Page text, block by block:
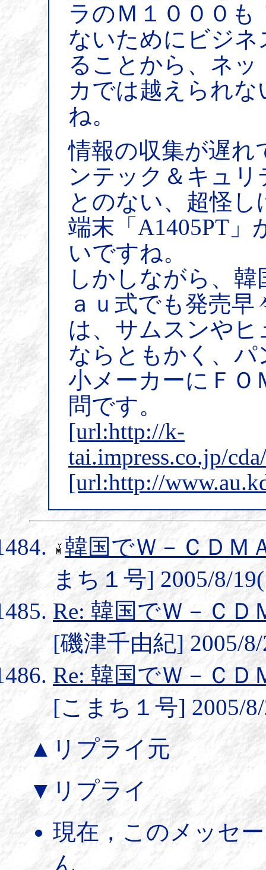
ラのＭ１０００
ないためにビジ
ることから、ネ
カでは越えられ
ね。
情報の収集が遅れ
ンテック＆キュ
とのない、超怪
端末「A1405PT
いですね。
しかしながら、
ａｕ式でも発売
は、サムスンや
ならともかく、
小メーカーにＦＯ
問です。
[url:http://k-
tai.impress.co.jp/
[url:http://
韓国でＷ－ＣＤＭ
まち１号] 2005/8/
Re: 韓国でＷ－Ｃ
[磯津千由紀] 2005/
Re: 韓国でＷ－Ｃ
[こまち１号] 2005/
▲リプライ元
▼リプライ
現在，このメッセ
ん